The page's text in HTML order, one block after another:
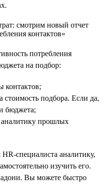
потребления
на подбор:
контактов;
стоимость подбора. Если да,
бюджета;
аналитику прошлых
специалиста аналитику,
изучить его.
Вы можете быстро